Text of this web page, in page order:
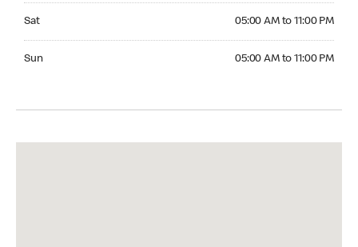
Sat 05:00 AM to 11:00 PM
Sun 05:00 AM to 11:00 PM